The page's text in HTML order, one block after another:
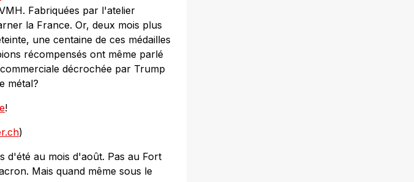
Fabriquées par l'atelier
la France. Or, deux mois plus
une centaine de ces médailles
récompensés ont même parlé
décrochée par Trump
métal?
!
)
d'été au mois d'août. Pas au Fort
Mais quand même sous le